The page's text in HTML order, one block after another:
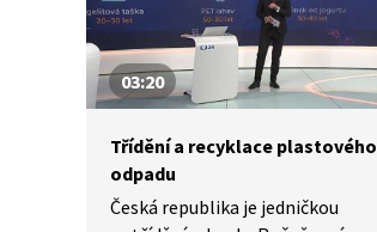
03:20
Třídění a recyklace plastového
odpadu
Česká republika je jedničkou